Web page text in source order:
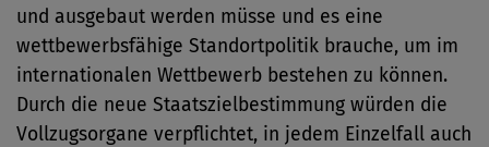
und ausgebaut werden müsse und es eine
wettbewerbsfähige Standortpolitik brauche, um im
internationalen Wettbewerb bestehen zu können.
Durch die neue Staatszielbestimmung würden die
Vollzugsorgane verpflichtet, in jedem Einzelfall auch